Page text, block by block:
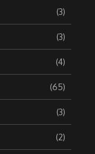
(3)
(3)
(4)
(65)
(3)
(2)